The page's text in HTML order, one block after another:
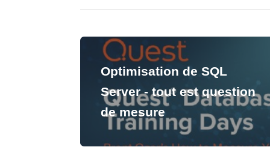
Optimisation de SQL
Server - tout est question
de mesure